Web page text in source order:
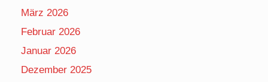
März 2026
Februar 2026
Januar 2026
Dezember 2025